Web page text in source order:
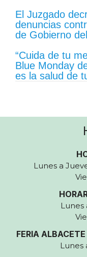
El Juzgado
denuncias
de Gobierno
“Cuida de tu
Blue Monday
es la salud de
Lunes a
Lunes
FERIA ALBACETE
Lunes